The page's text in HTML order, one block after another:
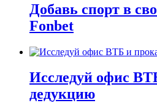
Добавь спорт в
Fonbet
Исследуй офис
дедукцию